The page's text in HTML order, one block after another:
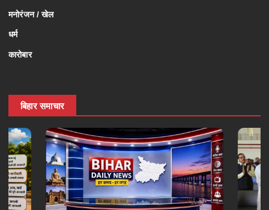
मनोरंजन / खेल
धर्म
कारोबार
बिहार समाचार